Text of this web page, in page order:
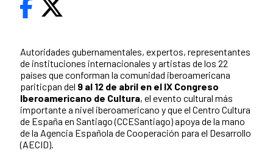
Autoridades gubernamentales, expertos, representantes
de instituciones internacionales y artistas de los 22
países que conforman la comunidad iberoamericana
pariticpan del 9 al 12 de abril en el IX Congreso
Iberoamericano de Cultura, el evento cultural más
importante a nivel iberoamericano y que el Centro Cultura
de España en Santiago (CCESantiago) apoya de la mano
de la Agencia Española de Cooperación para el Desarrollo
(AECID).